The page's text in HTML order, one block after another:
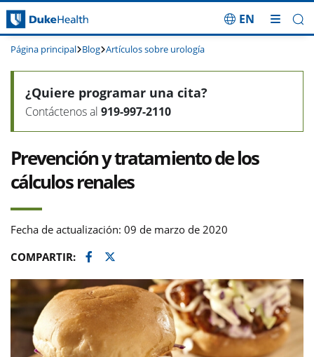
Saltar navegación
EN
Página principal Blog Artículos sobre urología
Prevención y tratamiento de los
cálculos renales
Fecha de actualización: 09 de marzo de 2020
COMPARTIR:
Facebook
Twitter
¿Quiere programar una cita?
Contáctenos al 919-997-2110